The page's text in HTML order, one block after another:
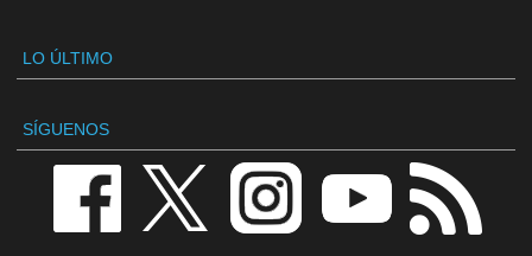
LO ÚLTIMO
SÍGUENOS